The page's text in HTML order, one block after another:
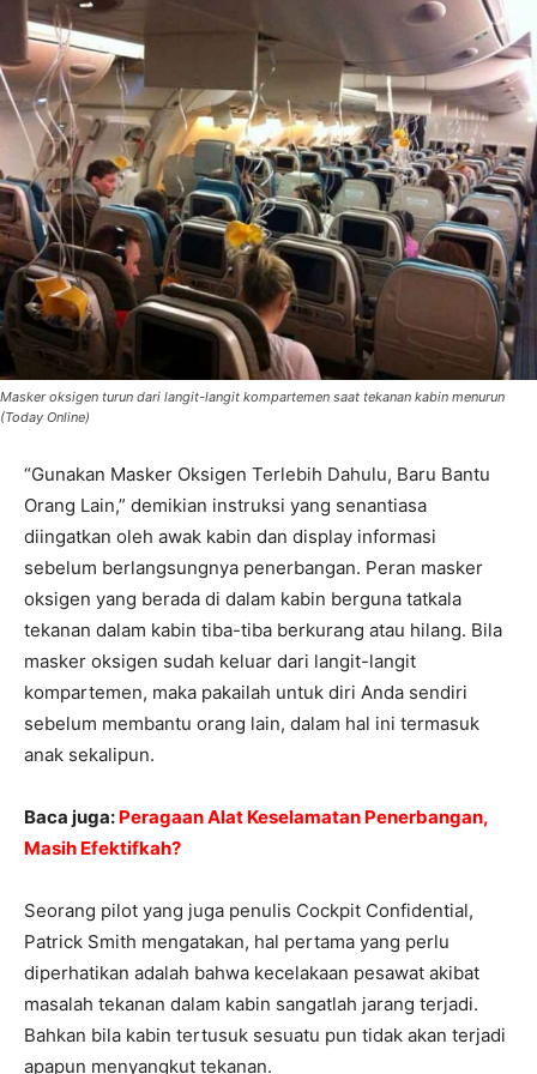
Masker oksigen turun dari langit-langit kompartemen saat tekanan kabin menurun
(Today Online)
“Gunakan Masker Oksigen Terlebih Dahulu, Baru Bantu
Orang Lain,” demikian instruksi yang senantiasa
diingatkan oleh awak kabin dan display informasi
sebelum berlangsungnya penerbangan. Peran masker
oksigen yang berada di dalam kabin berguna tatkala
tekanan dalam kabin tiba-tiba berkurang atau hilang. Bila
masker oksigen sudah keluar dari langit-langit
kompartemen, maka pakailah untuk diri Anda sendiri
sebelum membantu orang lain, dalam hal ini termasuk
anak sekalipun.
Baca juga: Peragaan Alat Keselamatan Penerbangan,
Masih Efektifkah?
Seorang pilot yang juga penulis Cockpit Confidential,
Patrick Smith mengatakan, hal pertama yang perlu
diperhatikan adalah bahwa kecelakaan pesawat akibat
masalah tekanan dalam kabin sangatlah jarang terjadi.
Bahkan bila kabin tertusuk sesuatu pun tidak akan terjadi
apapun menyangkut tekanan.